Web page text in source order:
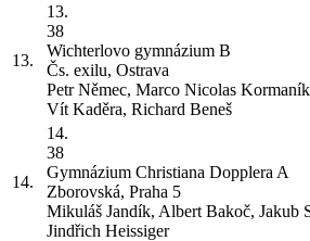
13.
13.
38
Wichterlovo gymnázium B
Čs. exilu, Ostrava
Petr Němec, Marco Nicolas
Vít Kaděra, Richard Beneš
14.
14.
38
Gymnázium Christiana Dopplera A
Zborovská, Praha 5
Mikuláš Jandík, Albert Bakoč, Jakub
Jindřich Heissiger